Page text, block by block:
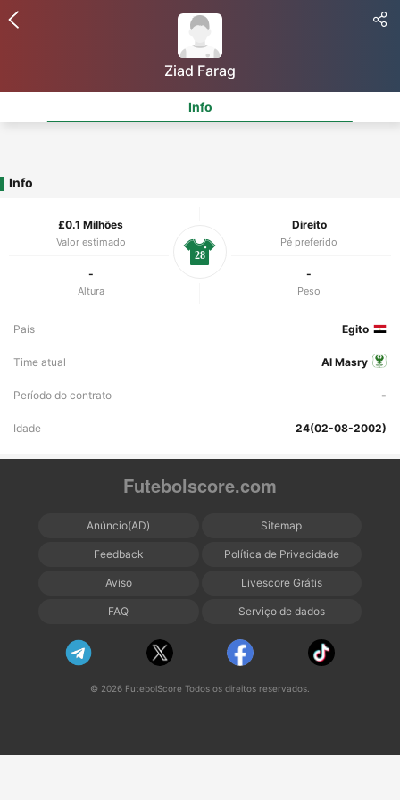
Ziad Farag
Info
Info
£0.1 Milhões
Valor estimado
Direito
Pé preferido
-
Altura
-
Peso
28
País Egito
Time atual Al Masry
Período do contrato -
Idade 24(02-08-2002)
Futebolscore.com
Anúncio(AD) Sitemap
Feedback Política de Privacidade
Aviso Livescore Grátis
FAQ Serviço de dados
© 2026 FutebolScore Todos os direitos reservados.